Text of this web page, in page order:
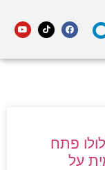
פתח
על